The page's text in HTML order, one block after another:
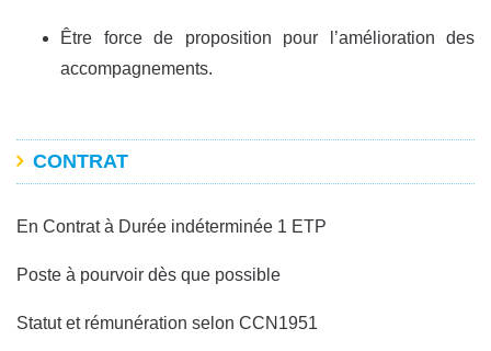
Être force de proposition pour l’amélioration des
accompagnements.
CONTRAT
En Contrat à Durée indéterminée 1 ETP
Poste à pourvoir dès que possible
Statut et rémunération selon CCN1951